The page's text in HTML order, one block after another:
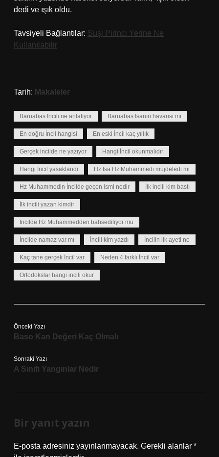
dedi ve ışık oldu.
Tavsiyeli Bağlantılar: Suşi Pirinci Yerine Ne
Kullanılabilir
Tarih: Makaleler
Barnabas İncili ne anlatıyor Barnabas İsanın havarisi mi
En doğru İncil hangisi En eski İncil kaç yıllık
Gerçek incilde ne yazıyor Hangi İncil okunmalıdır
Hangi İncil yasaklandı Hz İsa Hz Muhammedi müjdeledi mi
Hz Muhammedin İncilde geçen ismi nedir İlk incili kim bastı
İlk incili yazan kimdir
İncilde Hz Muhammedden bahsediliyor mu
İncilde namaz var mı İncili kim yazdı İncilin ilk ayeti ne
Kaç tane gerçek İncil var Neden 4 farklı İncil var
Ortodokslar hangi incili okur
Önceki Yazı
Baso Kan Değeri Kaç Olmalı
Sonraki Yazı
A Sınıfı Yangınlar Nedir
Bir yanıt yazın
E-posta adresiniz yayınlanmayacak. Gerekli alanlar *